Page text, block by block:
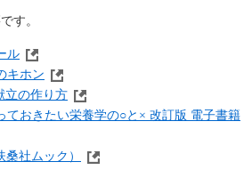
す。
ル
キホン
立の作り方
ておきたい栄養学の○と× 改訂版 電子書籍
社ムック）